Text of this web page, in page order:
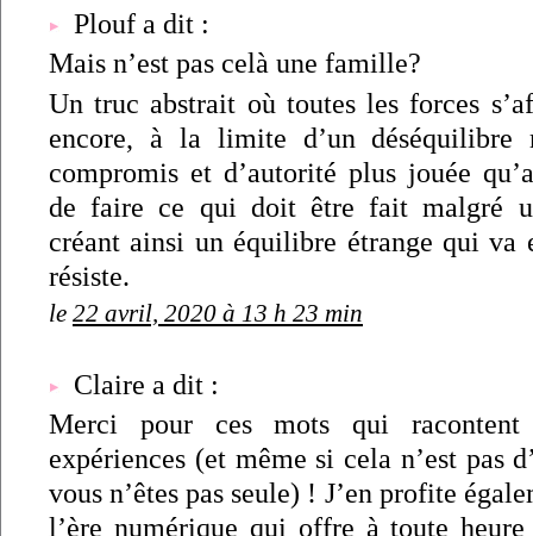
Plouf a dit :
Mais n’est pas celà une famille?
Un truc abstrait où toutes les forces
encore, à la limite d’un déséquilibre
compromis et d’autorité plus jouée
de faire ce qui doit être fait malgré
créant ainsi un équilibre étrange qui va
résiste.
le 22 avril, 2020 à 13 h 23 min
Claire a dit :
Merci pour ces mots qui
expériences (et même si cela n’est pas
vous n’êtes pas seule) ! J’en profite
l’ère numérique qui offre à toute heure